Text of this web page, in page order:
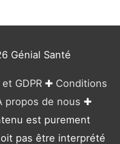
Génial Santé
GDPR ✚ Conditions
propos de nous ✚
est purement
pas être interprété